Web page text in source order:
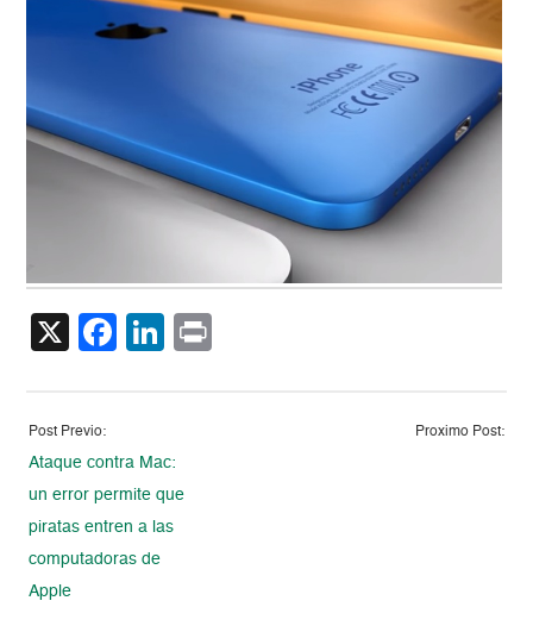
X Facebook
LinkedIn
Post Previo:
Ataque contra Mac:
un error permite que
piratas entren a las
computadoras de
Apple
Proximo Post: